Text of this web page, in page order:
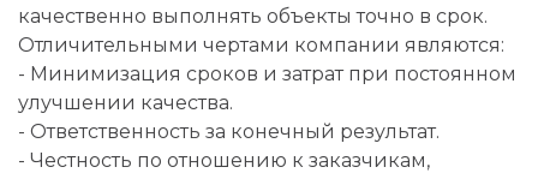
качественно выполнять объекты точно в срок.
Отличительными чертами компании являются:
- Минимизация сроков и затрат при постоянном
улучшении качества.
- Ответственность за конечный результат.
- Честность по отношению к заказчикам,